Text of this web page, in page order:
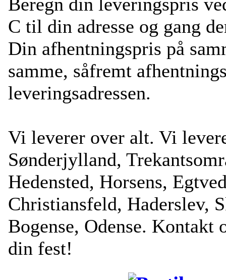
C til din adresse og gang
Din afhentningspris på
samme, såfremt
leveringsadressen.
Vi leverer over alt. Vi
Sønderjylland,
Hedensted, Horsens,
Christiansfeld, Haderslev,
Bogense, Odense.
din fest!